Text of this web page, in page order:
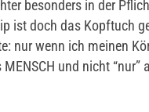
besonders in der
ist doch das Kopftuch
nur wenn ich meinen
und nicht “nur”